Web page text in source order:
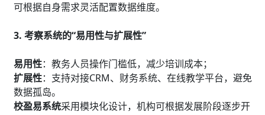
可根据自身需求灵活配置数据维度。
3. 考察系统的“易用性与扩展性”
易用性：教务人员操作门槛低，减少培训成本；
扩展性：支持对接CRM、财务系统、在线教学平台，避免
数据孤岛。
校盈易系统采用模块化设计，机构可根据发展阶段逐步开